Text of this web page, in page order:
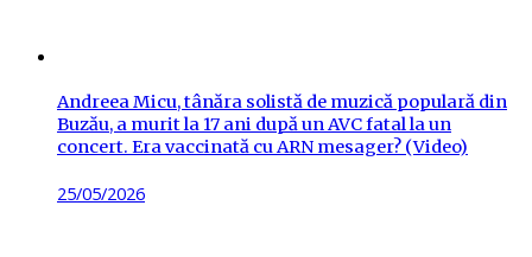
Andreea Micu, tânăra solistă de muzică populară din
Buzău, a murit la 17 ani după un AVC fatal la un
concert. Era vaccinată cu ARN mesager? (Video)
Posted
25/05/2026